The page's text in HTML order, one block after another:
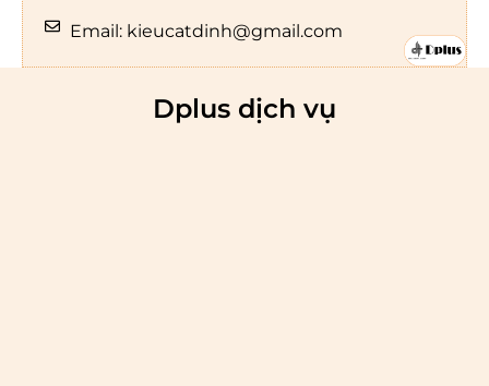
Email: kieucatdinh@gmail.com
Dplus dịch vụ